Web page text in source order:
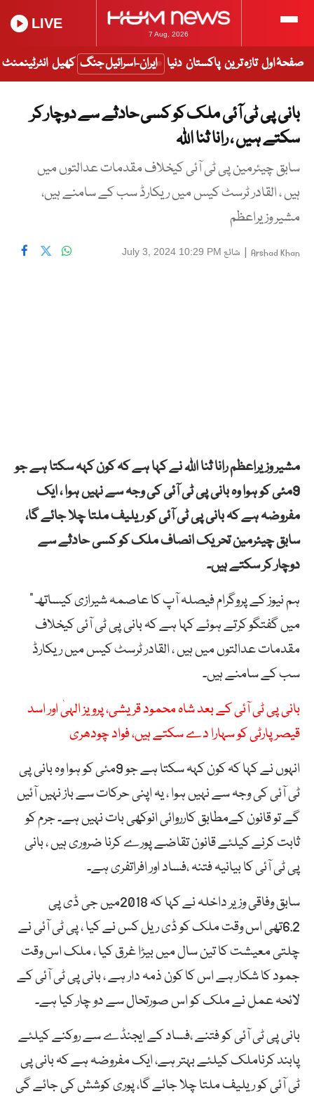
7 Aug, 2026
LIVE
صفحۂ اول تازہ ترین پاکستان دنیا ایران-اسرائیل جنگ کھیل انٹرٹینمنٹ
بانی پی ٹی آئی ملک کو کسی حادثے سے دوچار کر
سکتے ہیں ، رانا ثنا اللہ
سابق چیئرمین پی ٹی آئی کیخلاف مقدمات عدالتوں میں
ہیں ، القادر ٹرسٹ کیس میں ریکارڈ سب کے سامنے ہیں،
مشیر وزیراعظم
Arshad Khan
| شائع July 3, 2024 10:29 PM
مشیر وزیراعظم رانا ثنا اللہ نے کہا ہے کہ کون کہہ سکتا ہے جو
9مئی کو ہوا وہ بانی پی ٹی آئی کی وجہ سے نہیں ہوا ، ایک
مفروضہ ہے کہ بانی پی ٹی آئی کو ریلیف ملتا چلا جائے گا،
سابق چیئرمین تحریک انصاف ملک کو کسی حادثے سے
دوچار کر سکتے ہیں۔
ہم نیوز کے پروگرام فیصلہ آپ کا عاصمہ شیرازی کیساتھ”
میں گفتگو کرتے ہوئے کہا ہے کہ بانی پی ٹی آئی کیخلاف
مقدمات عدالتوں میں ہیں ، القادر ٹرسٹ کیس میں ریکارڈ
سب کے سامنے ہیں۔
بانی پی ٹی آئی کے بعد شاہ محمود قریشی، پرویز الہیٰ اور اسد
قیصر پارٹی کو سہارا دے سکتے ہیں، فواد چودھری
انہوں نے کہا کہ کون کہہ سکتا ہے جو 9مئی کو ہوا وہ بانی پی
ٹی آئی کی وجہ سے نہیں ہوا ، یہ اپنی حرکات سے باز نہیں آئیں
گے تو قانون کےمطابق کارروائی انوکھی بات نہیں ہے۔ جرم کو
ثابت کرنے کیلئے قانون تقاضے پورے کرنا ضروری ہیں ، بانی
پی ٹی آئی کا بیانیہ فتنہ ،فساد اور افراتفری ہے۔
سابق وفاقی وزیر داخلہ نے کہا کہ 2018میں جی ڈی پی
6.2تھی اس وقت ملک کو ڈی ریل کس نے کیا ، پی ٹی آئی نے
چلتی معیشت کا تین سال میں بیڑا غرق کیا ، ملک اس وقت
جمود کا شکار ہے اس کا کون ذمہ دار ہے ، بانی پی ٹی آئی کے
لائحہ عمل نے ملک کو اس صورتحال سے دو چار کیا ہے۔
بانی پی ٹی آئی کو فتنے ،فساد کے ایجنڈے سے روکنے کیلئے
پابند کرناملک کیلئے بہتر ہے، ایک مفروضہ ہے کہ بانی پی
ٹی آئی کو ریلیف ملتا چلا جائے گا، پوری کوشش کی جائے گی